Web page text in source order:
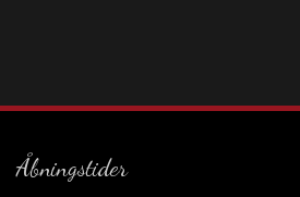
Åbningstider